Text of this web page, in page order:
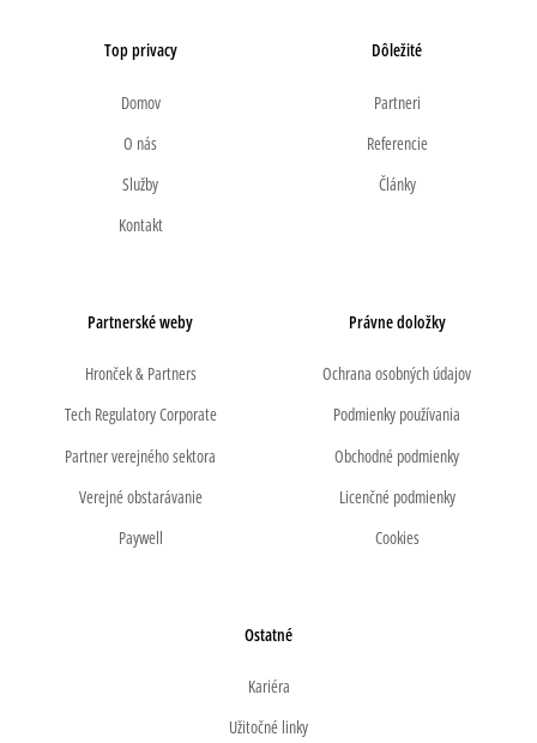
Top privacy
Domov
O nás
Služby
Kontakt
Dôležité
Partneri
Referencie
Články
Partnerské weby
Hronček & Partners
Tech Regulatory Corporate
Partner verejného sektora
Verejné obstarávanie
Paywell
Právne doložky
Ochrana osobných údajov
Podmienky používania
Obchodné podmienky
Licenčné podmienky
Cookies
Ostatné
Kariéra
Užitočné linky